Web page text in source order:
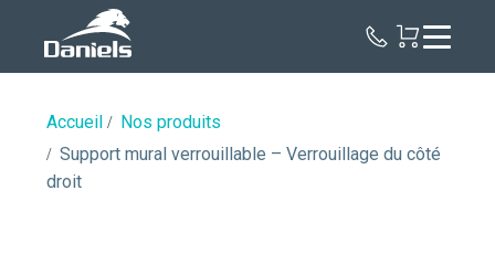
Accueil
Nos produits
Support mural verrouillable – Verrouillage du côté
droit